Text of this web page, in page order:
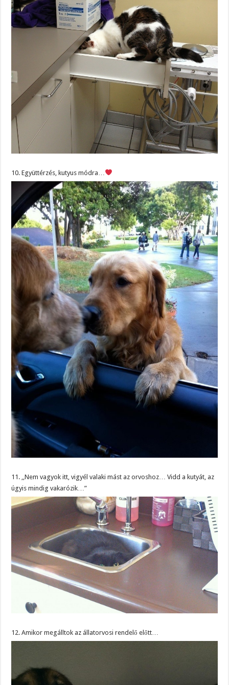
10. Együttérzés, kutyus módra…
11. ,,Nem vagyok itt, vigyél valaki mást az orvoshoz… Vidd a kutyát, az
úgyis mindig vakarózik…”
12. Amikor megálltok az állatorvosi rendelő előtt…